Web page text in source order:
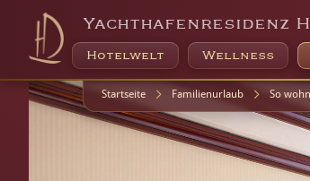
Yachthafenresidenz
Hotelwelt Wellness
Startseite Familienurlaub So